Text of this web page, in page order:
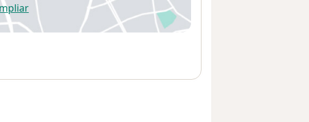
se abre en una nueva pestaña